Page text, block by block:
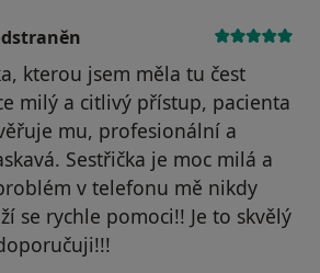
kterou jsem měla tu čest
milý a citlivý přístup, pacienta
mu, profesionální a
Sestřička je moc milá a
v telefonu mě nikdy
se rychle pomoci!! Je to skvělý